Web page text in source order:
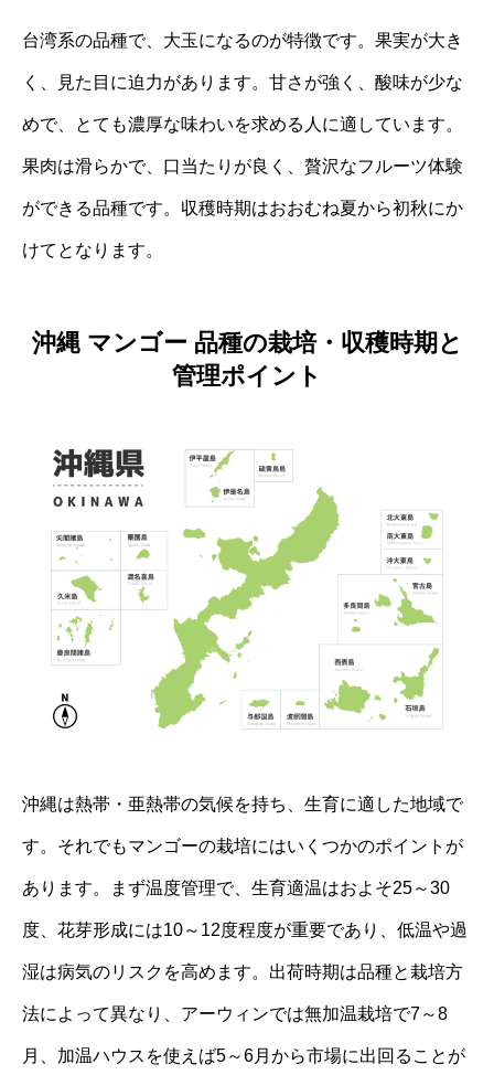
台湾系の品種で、大玉になるのが特徴です。果実が大き
く、見た目に迫力があります。甘さが強く、酸味が少な
めで、とても濃厚な味わいを求める人に適しています。
果肉は滑らかで、口当たりが良く、贅沢なフルーツ体験
ができる品種です。収穫時期はおおむね夏から初秋にか
けてとなります。
沖縄 マンゴー 品種の栽培・収穫時期と
管理ポイント
沖縄は熱帯・亜熱帯の気候を持ち、生育に適した地域で
す。それでもマンゴーの栽培にはいくつかのポイントが
あります。まず温度管理で、生育適温はおよそ25～30
度、花芽形成には10～12度程度が重要であり、低温や過
湿は病気のリスクを高めます。出荷時期は品種と栽培方
法によって異なり、アーウィンでは無加温栽培で7～8
月、加温ハウスを使えば5～6月から市場に出回ることが